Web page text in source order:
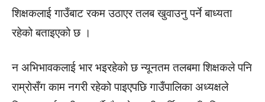
शिक्षकलाई गाउँबाट रकम उठाएर तलब खुवाउनु पर्ने बाध्यता
रहेको बताइएको छ ।
न अभिभावकलाई भार भइरहेको छ न्यूनतम तलबमा शिक्षकले पनि
राम्रोसँग काम नगरी रहेको पाइएपछि गाउँपालिका अध्यक्षले